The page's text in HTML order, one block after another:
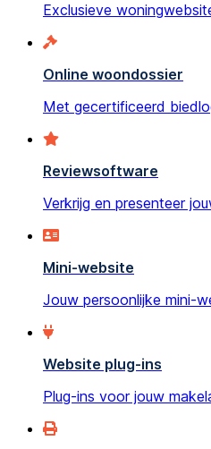
Exclusieve
Online woondossier
Met gecertificeerd
Reviewsoftware
Verkrijg en presenteer
Mini-website
Jouw persoonlijke mini-
Website plug-ins
Plug-ins voor jouw